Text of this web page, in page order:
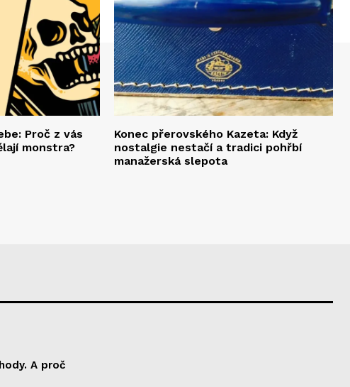
Proč z vás
monstra?
Konec přerovského Kazeta: Když
nostalgie nestačí a tradici pohřbí
manažerská slepota
A proč